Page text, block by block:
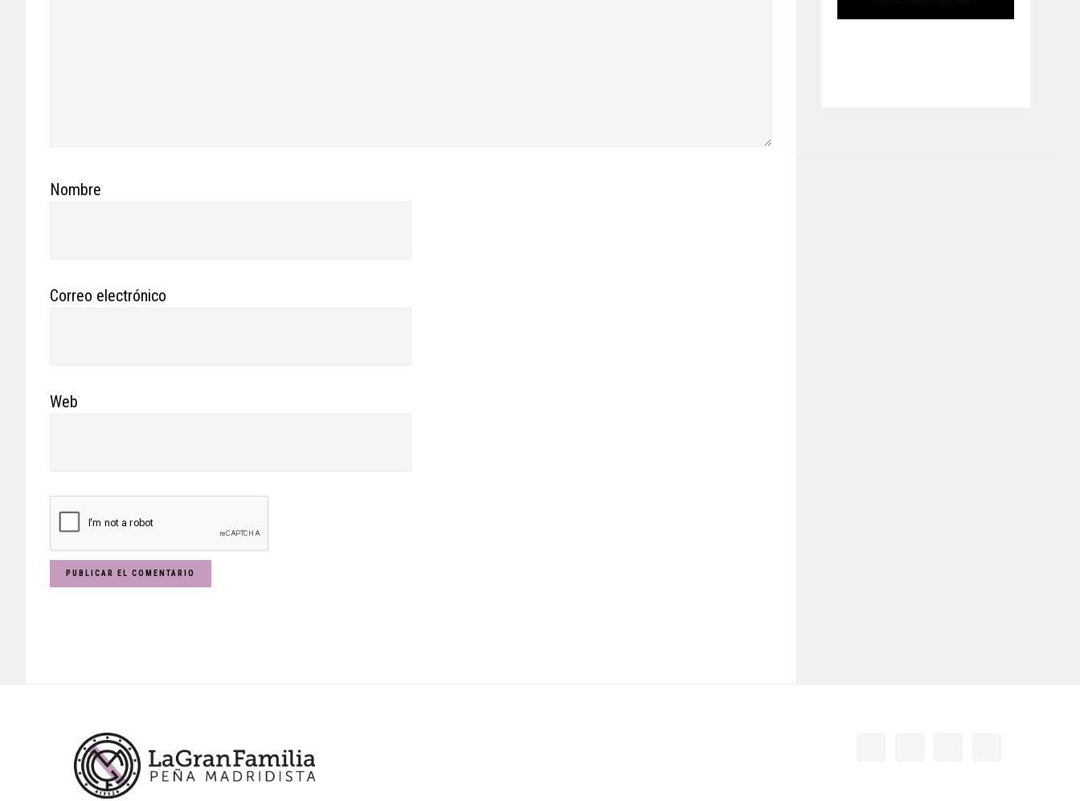
Nombre
Correo electrónico
Web